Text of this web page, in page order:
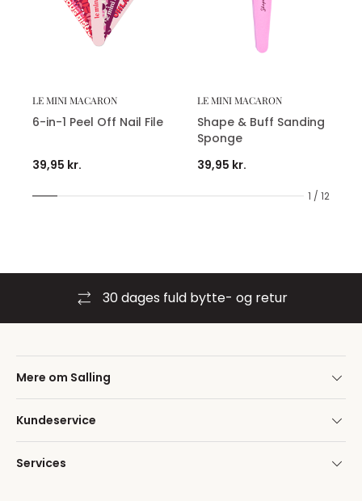
1 / 12
LE MINI MACARON
6-in-1 Peel Off Nail File
39,95 kr.
LE MINI MACARON
Shape & Buff Sanding
Sponge
39,95 kr.
30 dages fuld bytte- og retur
Mere om Salling
Kundeservice
Services